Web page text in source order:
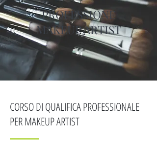
PROFESSIONE
MAKEUP ARTIST
CORSO DI QUALIFICA PROFESSIONALE
PER MAKEUP ARTIST